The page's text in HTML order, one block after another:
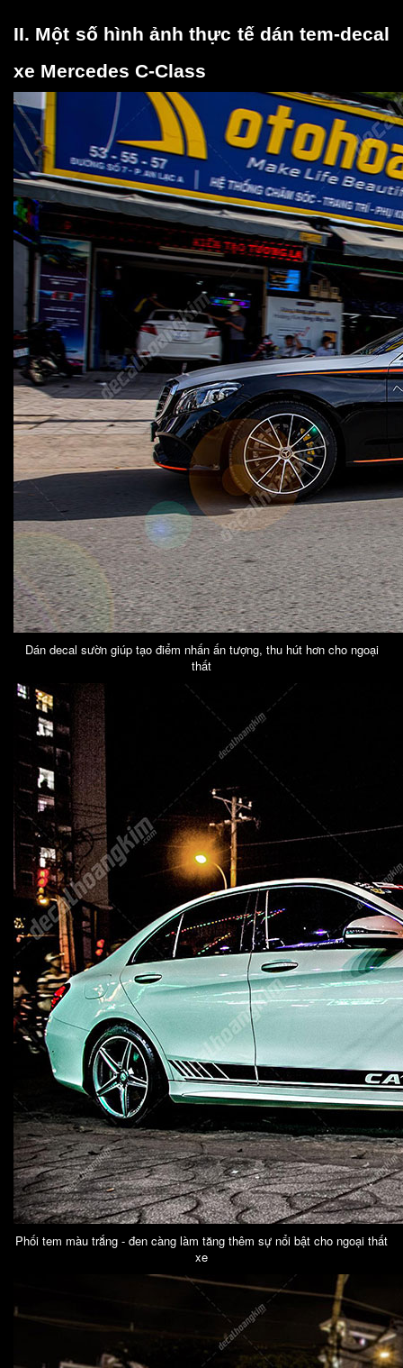
II. Một số hình ảnh thực tế dán tem-decal
xe Mercedes C-Class
Dán decal sườn giúp tạo điểm nhấn ấn tượng, thu hút hơn cho ngoại
thất
Phối tem màu trắng - đen càng làm tăng thêm sự nổi bật cho ngoại thất
xe